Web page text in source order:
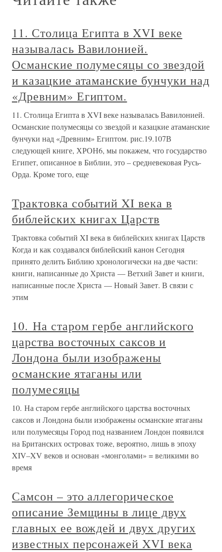
11. Столица Египта в XVI веке
называлась Вавилонией.
Османские полумесяцы со звездой
и казацкие атаманские бунчуки над
«Древним» Египтом.
11. Столица Египта в XVI веке называлась Вавилонией.
Османские полумесяцы со звездой и казацкие атаманские
бунчуки над «Древним» Египтом. рис.19.107В
следующей книге, ХРОН6, мы покажем, что государство
Египет, описанное в Библии, это – средневековая Русь-
Орда. Кроме того, еще
Трактовка событий XI века в
библейских книгах Царств
Трактовка событий XI века в библейских книгах Царств
Когда и как создавался библейский канон Сегодня
принято делить Библию хронологически на две части:
книги, написанные до Христа — Ветхий Завет и книги,
написанные после Христа — Новый Завет. В связи с
этим
10. На старом гербе английского
царства восточных саксов и
Лондона были изображены
османские ятаганы или
полумесяцы
10. На старом гербе английского царства восточных
саксов и Лондона были изображены османские ятаганы
или полумесяцы Город под названием Лондон появился
на Британских островах тоже, вероятно, лишь в эпоху
XIV–XV веков и основан «монголами» = великими во
время
Самсон – это аллегорическое
описание Земщины в лице двух
главных ее вождей и двух других
известных персонажей XVI века